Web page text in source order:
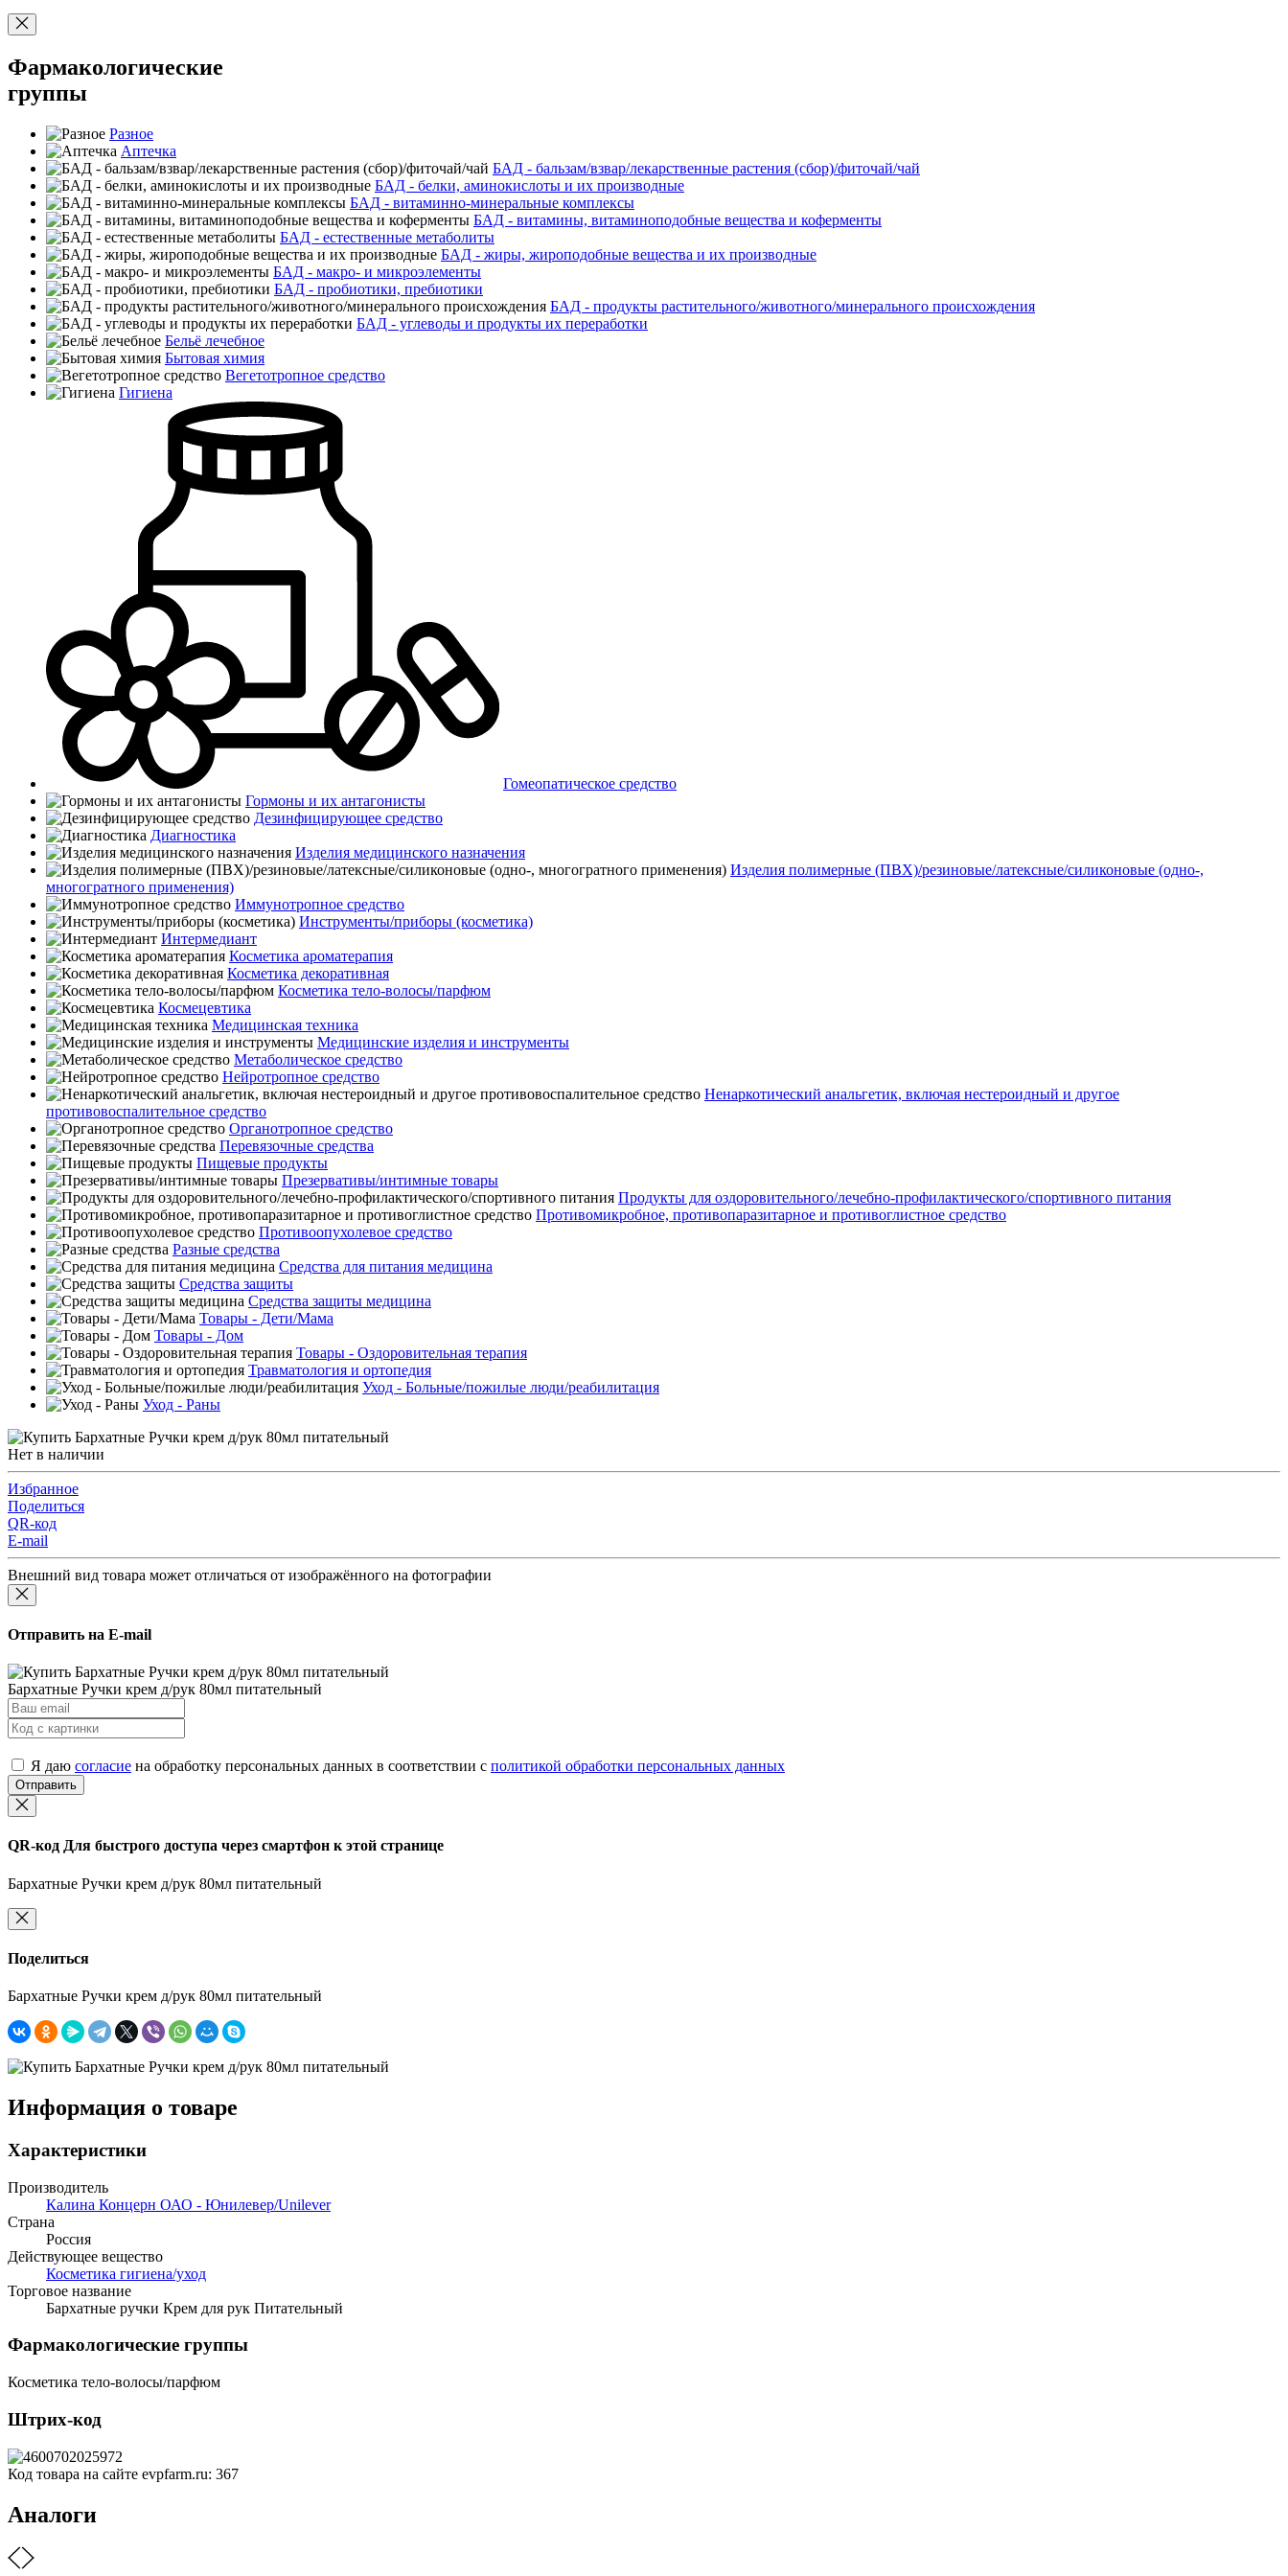
Фармакологические
группы
Разное
Аптечка
БАД - бальзам/взвар/лекарственные растения (сбор)/фиточай/чай
БАД - белки, аминокислоты и их производные
БАД - витаминно-минеральные комплексы
БАД - витамины, витаминоподобные вещества и коферменты
БАД - естественные метаболиты
БАД - жиры, жироподобные вещества и их производные
БАД - макро- и микроэлементы
БАД - пробиотики, пребиотики
БАД - продукты растительного/животного/минерального происхождения
БАД - углеводы и продукты их переработки
Бельё лечебное
Бытовая химия
Вегетотропное средство
Гигиена
Гомеопатическое средство
Гормоны и их антагонисты
Дезинфицирующее средство
Диагностика
Изделия медицинского назначения
Изделия полимерные (ПВХ)/резиновые/латексные/силиконовые (одно-,
многогратного применения)
Иммунотропное средство
Инструменты/приборы (косметика)
Интермедиант
Косметика ароматерапия
Косметика декоративная
Косметика тело-волосы/парфюм
Космецевтика
Медицинская техника
Медицинские изделия и инструменты
Метаболическое средство
Нейротропное средство
Ненаркотический анальгетик, включая нестероидный и другое
противовоспалительное средство
Органотропное средство
Перевязочные средства
Пищевые продукты
Презервативы/интимные товары
Продукты для оздоровительного/лечебно-профилактического/спортивного питания
Противомикробное, противопаразитарное и противоглистное средство
Противоопухолевое средство
Разные средства
Средства для питания медицина
Средства защиты
Средства защиты медицина
Товары - Дети/Мама
Товары - Дом
Товары - Оздоровительная терапия
Травматология и ортопедия
Уход - Больные/пожилые люди/реабилитация
Уход - Раны
Нет в наличии
Избранное
Поделиться
QR-код
E-mail
Внешний вид товара может отличаться от изображённого на фотографии
Отправить на E-mail
Бархатные Ручки крем д/рук 80мл питательный
Я даю согласие на обработку персональных данных в соответствии с политикой обработки персональных данных
Отправить
QR-код Для быстрого доступа через смартфон к этой странице
Бархатные Ручки крем д/рук 80мл питательный
Поделиться
Бархатные Ручки крем д/рук 80мл питательный
Информация о товаре
Характеристики
Производитель
Калина Концерн ОАО - Юнилевер/Unilever
Страна
Россия
Действующее вещество
Косметика гигиена/уход
Торговое название
Бархатные ручки Крем для рук Питательный
Фармакологические группы
Косметика тело-волосы/парфюм
Штрих-код
Код товара на сайте evpfarm.ru: 367
Аналоги